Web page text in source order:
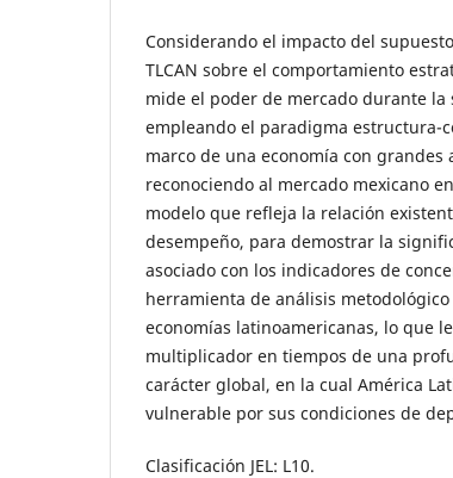
Considerando el impacto del
TLCAN sobre el comportamiento
mide el poder de mercado durante la
empleando el paradigma estructura-
marco de una economía con grandes
reconociendo al mercado mexicano
modelo que refleja la relación
desempeño, para demostrar la
asociado con los indicadores de
herramienta de análisis
economías latinoamericanas, lo que
multiplicador en tiempos de una
carácter global, en la cual América
vulnerable por sus condiciones de
Clasificación JEL: L10.